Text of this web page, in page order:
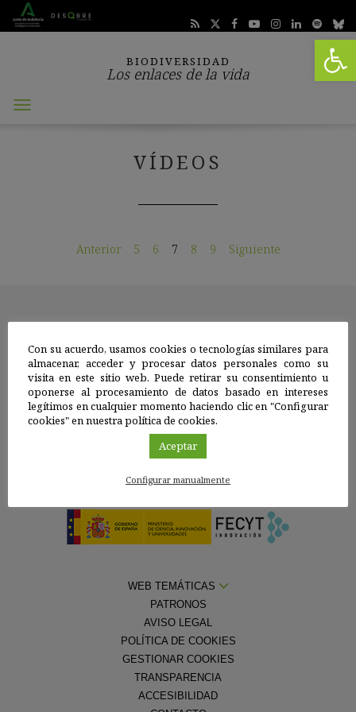
Abrir
BIODIVERSIDAD
Los enlaces de la vida
Abrir
VÍDEOS
Anterior 5 6 7 8 9 Siguiente
Una web de:
Tecnología — Ministerio de Ciencia, Innovación y Universidades
WEB TEMÁTICAS
PATRONOS
AVISO LEGAL
POLÍTICA DE COOKIES
GESTIONAR COOKIES
TRANSPARENCIA
ACCESIBILIDAD
Con su acuerdo, usamos cookies o tecnologías similares para
almacenar, acceder y procesar datos personales como su
visita en este sitio web. Puede retirar su consentimiento u
oponerse al procesamiento de datos basado en intereses
legítimos en cualquier momento haciendo clic en "Configurar
cookies" en nuestra política de cookies.
Aceptar
Configurar manualmente